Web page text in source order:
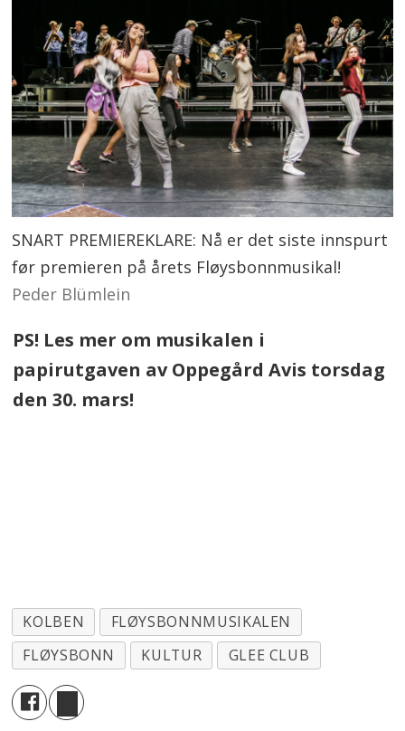
SNART PREMIEREKLARE: Nå er det siste innspurt
før premieren på årets Fløysbonnmusikal!
Peder Blümlein
PS! Les mer om musikalen i
papirutgaven av Oppegård Avis torsdag
den 30. mars!
KOLBEN
FLØYSBONNMUSIKALEN
FLØYSBONN
KULTUR GLEE CLUB